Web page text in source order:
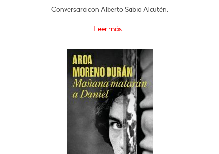
Conversará con Alberto Sabio Alcutén,
Leer más...